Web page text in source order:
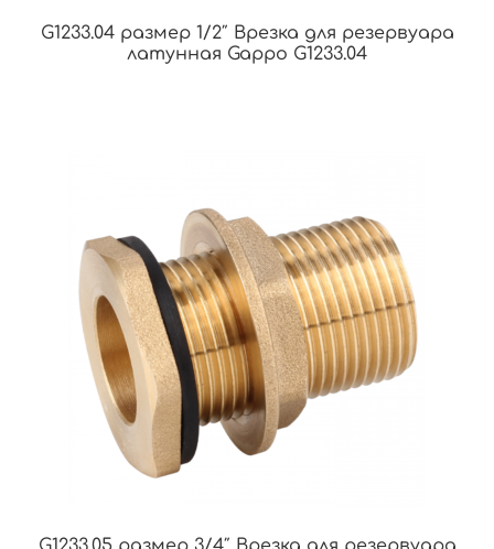
G1233.04 размер 1/2″ Врезка для резервуара
латунная Gappo G1233.04